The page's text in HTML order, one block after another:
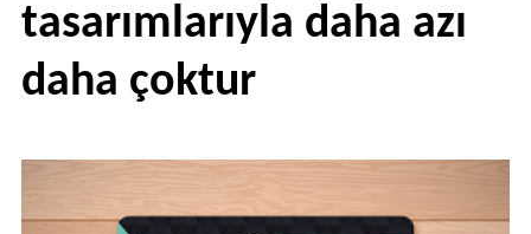
tasarımlarıyla daha azı
daha çoktur